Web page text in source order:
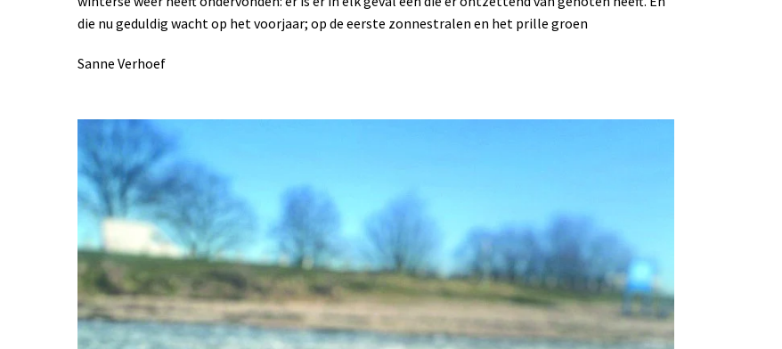
die nu geduldig wacht op het voorjaar; op de eerste zonnestralen en het prille groen
Sanne Verhoef